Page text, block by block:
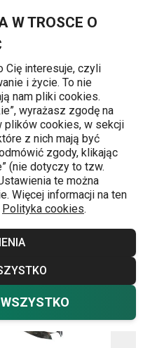
W TROSCE O
Cię interesuje, czyli
i życie. To nie
nam pliki cookies.
wyrażasz zgodę na
plików cookies, w sekcji
z nich mają być
zgody, klikając
(nie dotyczy to tzw.
te można
Więcej informacji na ten
Polityka cookies.
do butelek